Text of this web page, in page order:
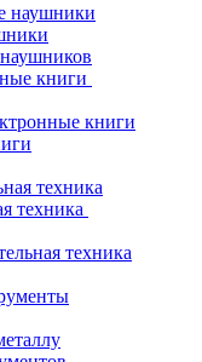
наушники
книги
книги
техника
техника